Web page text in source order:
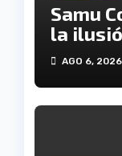
Samu
la
servicio
AGO 6, 2026